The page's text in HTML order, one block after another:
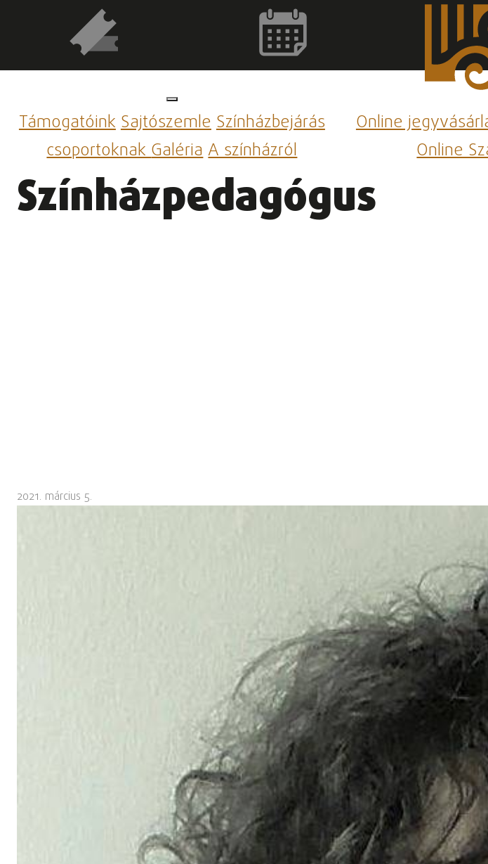
TámogatóinkSajtószemleSzínházbejárás
csoportoknakGalériaA színházról
Online
Online
Színházpedagógus
2021. március 5.